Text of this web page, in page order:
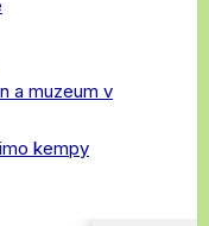
a muzeum v
kempy